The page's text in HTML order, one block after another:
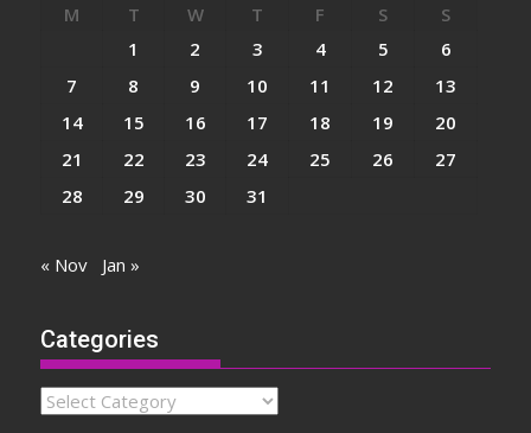
M T W T F S
S
1
2 3 4 5
6
7
8 9 10 11 12
13
14
15 16 17 18 19
20
21
22 23 24 25 26
27
28
29 30 31
« Nov Jan »
Categories
Categories